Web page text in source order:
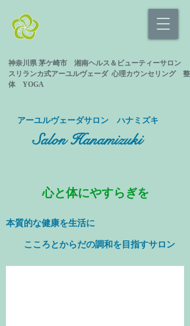
神奈川県 茅ケ崎市 湘南ヘルス＆ビューティーサロン
スリランカ式アーユルヴェーダ 心理カウンセリング 整
体 YOGA
​アーユルヴェーダサロン ハナミズキ
Salon Hanamizuki
心と体にやすらぎを
本質的な健康を生活に
​ こころとからだの調和を目指すサロン